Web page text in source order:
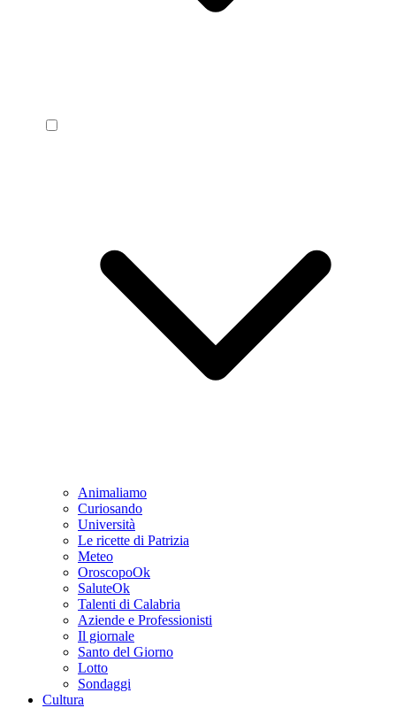
Animaliamo
Curiosando
Università
Le ricette di Patrizia
Meteo
OroscopoOk
SaluteOk
Talenti di Calabria
Aziende e Professionisti
Il giornale
Santo del Giorno
Lotto
Sondaggi
Cultura